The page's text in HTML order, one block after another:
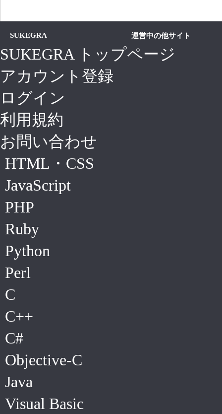
SUKEGRA 運営中の他サイト
SUKEGRA トップページ
アカウント登録
ログイン
利用規約
お問い合わせ
HTML・CSS
JavaScript
PHP
Ruby
Python
Perl
C
C++
C#
Objective-C
Java
Visual Basic